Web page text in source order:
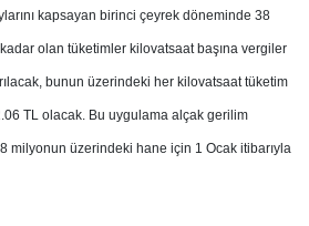
kapsayan birinci çeyrek döneminde 38
olan tüketimler kilovatsaat başına vergiler
bunun üzerindeki her kilovatsaat tüketim
TL olacak. Bu uygulama alçak gerilim
milyonun üzerindeki hane için 1 Ocak itibarıyla